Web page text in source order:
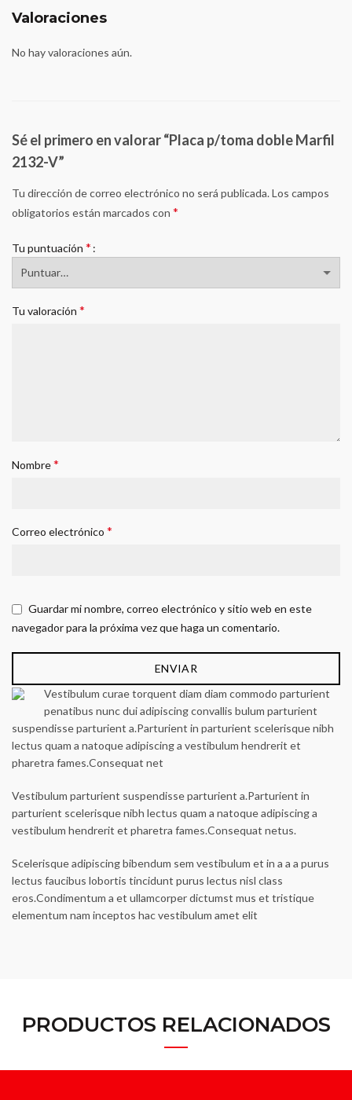
Valoraciones
No hay valoraciones aún.
Sé el primero en valorar “Placa p/toma doble Marfil
2132-V”
Tu dirección de correo electrónico no será publicada.Los campos
obligatorios están marcados con *
Tu puntuación *
Tu valoración *
Nombre*
Correo electrónico *
Guardar mi nombre, correo electrónico y sitio web en este
navegador para la próxima vez que haga un comentario.
Vestibulum curae torquent diam diam commodo parturient
penatibus nunc dui adipiscing convallis bulum parturient
suspendisse parturient a.Parturient in parturient scelerisque nibh
lectus quam a natoque adipiscing a vestibulum hendrerit et
pharetra fames.Consequat net
Vestibulum parturient suspendisse parturient a.Parturient in
parturient scelerisque nibh lectus quam a natoque adipiscing a
vestibulum hendrerit et pharetra fames.Consequat netus.
Scelerisque adipiscing bibendum sem vestibulum et in a a a purus
lectus faucibus lobortis tincidunt purus lectus nisl class
eros.Condimentum a et ullamcorper dictumst mus et tristique
elementum nam inceptos hac vestibulum amet elit
PRODUCTOS RELACIONADOS